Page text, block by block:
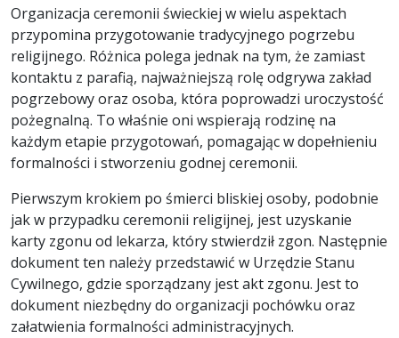
Organizacja ceremonii świeckiej w wielu aspektach
przypomina przygotowanie tradycyjnego pogrzebu
religijnego. Różnica polega jednak na tym, że zamiast
kontaktu z parafią, najważniejszą rolę odgrywa zakład
pogrzebowy oraz osoba, która poprowadzi uroczystość
pożegnalną. To właśnie oni wspierają rodzinę na
każdym etapie przygotowań, pomagając w dopełnieniu
formalności i stworzeniu godnej ceremonii.
Pierwszym krokiem po śmierci bliskiej osoby, podobnie
jak w przypadku ceremonii religijnej, jest uzyskanie
karty zgonu od lekarza, który stwierdził zgon. Następnie
dokument ten należy przedstawić w Urzędzie Stanu
Cywilnego, gdzie sporządzany jest akt zgonu. Jest to
dokument niezbędny do organizacji pochówku oraz
załatwienia formalności administracyjnych.